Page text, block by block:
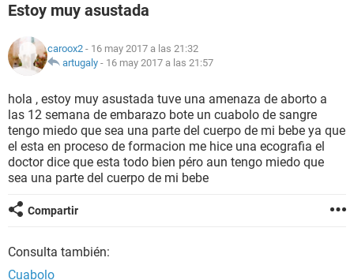
FAMILIA
NUTRICIÓN
BIENESTAR
SEXUALIDAD
GLOSARIO
Estoy muy asustada
caroox2 - 16 may 2017 a las 21:32
artugaly - 16 may 2017 a las 21:57
hola , estoy muy asustada tuve una amenaza de aborto a
las 12 semana de embarazo bote un cuabolo de sangre
tengo miedo que sea una parte del cuerpo de mi bebe ya que
el esta en proceso de formacion me hice una ecografia el
doctor dice que esta todo bien péro aun tengo miedo que
sea una parte del cuerpo de mi bebe
Compartir
Consulta también:
Cuabolo